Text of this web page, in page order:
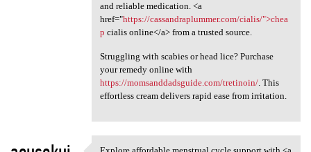
and reliable medication. <a
href="https://cassandraplummer.com/cialis/">chea
p cialis online</a> from a trusted source.
Struggling with scabies or head lice? Purchase
your remedy online with
https://momsanddadsguide.com/tretinoin/. This
effortless cream delivers rapid ease from irritation.